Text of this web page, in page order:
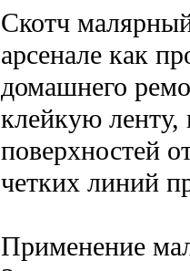
Скотч
арсенале как
домашнего
клейкую ленту,
поверхностей
четких линий
Применение